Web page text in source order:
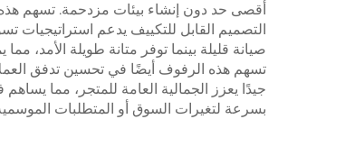
أقصى حد دون إنشاء بيئات مزدحمة. تسهم
التصميم القابل للتكييف يدعم استراتيجيات
تسهم هذه الرفوف أيضًا في تحسين تدفق
جيدًا يعزز الجمالية العامة للمتجر، مما
بسرعة لتغيرات السوق أو المتطلبات